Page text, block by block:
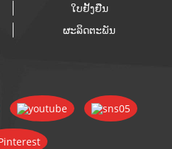
ໃບຢັ້ງຢືນ
ຜະລິດຕະພັນ